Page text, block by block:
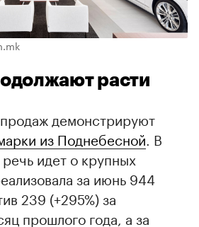
расти
демонстрируют
из Поднебесной. В
идет о крупных
за июнь 944
239 (+295%) за
прошлого года, а за